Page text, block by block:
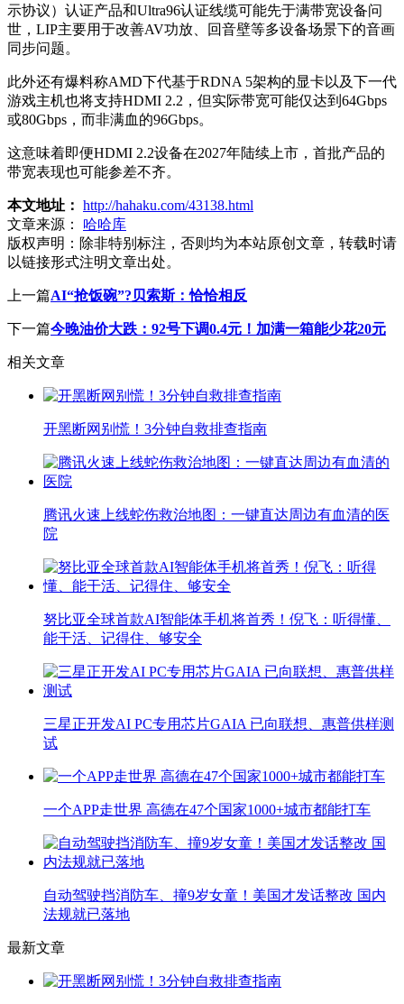
示协议）认证产品和Ultra96认证线缆可能先于满带宽设备问
世，LIP主要用于改善AV功放、回音壁等多设备场景下的音画
同步问题。
此外还有爆料称AMD下代基于RDNA 5架构的显卡以及下一代
游戏主机也将支持HDMI 2.2，但实际带宽可能仅达到64Gbps
或80Gbps，而非满血的96Gbps。
这意味着即便HDMI 2.2设备在2027年陆续上市，首批产品的
带宽表现也可能参差不齐。
本文地址： http://hahaku.com/43138.html
文章来源：
哈哈库
版权声明： 除非特别标注，否则均为本站原创文章，转载时请
以链接形式注明文章出处。
上一篇AI“抢饭碗”?贝索斯：恰恰相反
下一篇今晚油价大跌：92号下调0.4元！加满一箱能少花20元
相关文章
开黑断网别慌！3分钟自救排查指南
腾讯火速上线蛇伤救治地图：一键直达周边有血清的医
院
努比亚全球首款AI智能体手机将首秀！倪飞：听得懂、
能干活、记得住、够安全
三星正开发AI PC专用芯片GAIA 已向联想、惠普供样测
试
一个APP走世界 高德在47个国家1000+城市都能打车
自动驾驶挡消防车、撞9岁女童！美国才发话整改 国内
法规就已落地
最新文章